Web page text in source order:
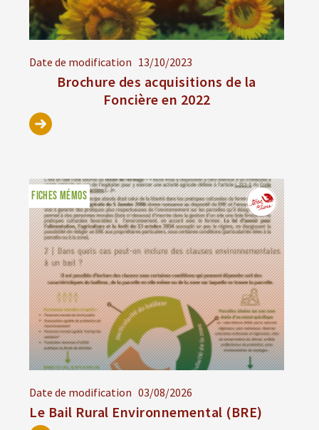
Date de modification 13/10/2023
Brochure des acquisitions de la
Foncière en 2022
Date de modification 03/08/2026
Le Bail Rural Environnemental (BRE)
FICHES MÉMOS